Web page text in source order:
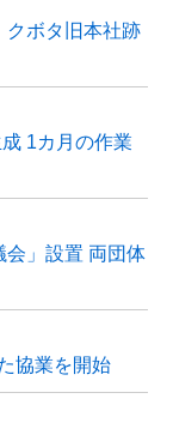
クボタ旧本社跡
1カ月の作業
会」設置 両団体
協業を開始